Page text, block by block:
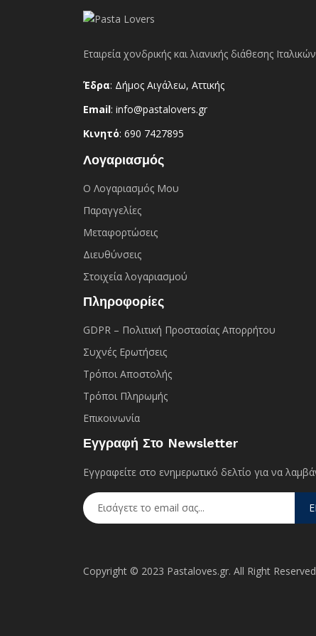
Εταιρεία χονδρικής και λιανικής διάθεσης
Έδρα: Δήμος Αιγάλεω, Αττικής
Email: info@pastalovers.gr
Κινητό: 690 7427895
Λογαριασμός
Ο Λογαριασμός Μου
Παραγγελίες
Μεταφορτώσεις
Διευθύνσεις
Στοιχεία λογαριασμού
Πληροφορίες
GDPR – Πολιτική Προστασίας Απορρήτου
Συχνές Eρωτήσεις
Τρόποι Αποστολής
Τρόποι Πληρωμής
Επικοινωνία
Εγγραφή Στο Newsletter
Εγγραφείτε στο ενημερωτικό δελτίο για να
Copyright © 2023 Pastaloves.gr. All Right